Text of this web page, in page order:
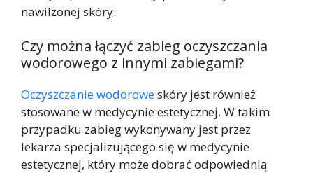
nawilżonej skóry.
Czy można łączyć zabieg oczyszczania
wodorowego z innymi zabiegami?
Oczyszczanie wodoroweskóry jest również
stosowane w medycynie estetycznej. W takim
przypadku zabieg wykonywany jest przez
lekarza specjalizującego się w medycynie
estetycznej, który może dobrać odpowiednią